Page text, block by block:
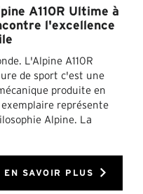
A110R Ultime à
l'excellence
L'Alpine A110R
de sport c'est une
produite en
représente
Alpine. La
EN SAVOIR PLUS